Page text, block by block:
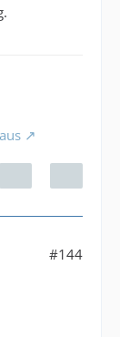
#144